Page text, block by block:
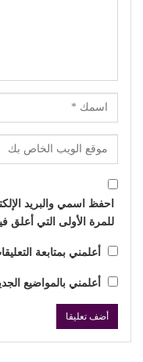
احفظ اسمي والبريد
للمرة الأولى التي أعلق
أعلمني بمتابعة
أعلمني بالمواضيع